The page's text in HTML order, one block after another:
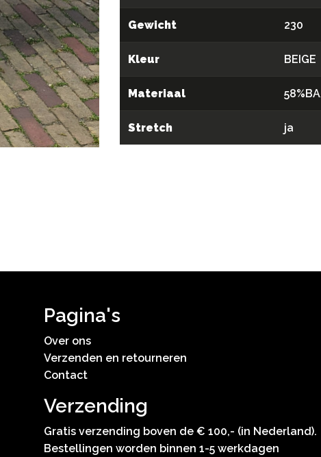
Gewicht 230
Kleur BEIGE
Materiaal
Stretch ja
Pagina's
Over ons
Verzenden en retourneren
Contact
Verzending
Gratis verzending boven de € 100,- (in Nederland).
Bestellingen worden binnen 1-5 werkdagen